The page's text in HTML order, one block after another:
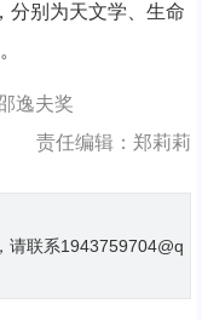
分别为天文学、生命
逸夫奖
责任编辑：郑莉莉
请联系1943759704@q